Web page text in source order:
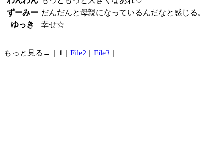
ずーみー だんだんと母親になっているんだなと感じる。
ゆっき
幸せ☆
もっと見る→｜ 1 File2 File3